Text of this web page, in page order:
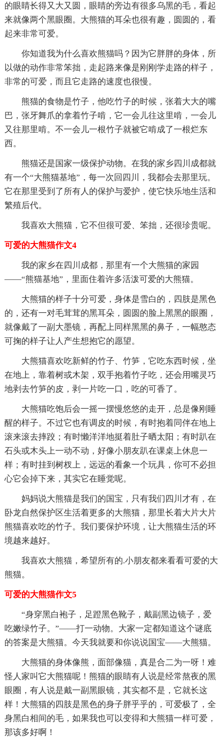
的眼睛长得又大又圆，眼睛的旁边有很多乌黑的毛，看起
来就像两个黑眼圈。大熊猫的耳朵也很有趣，圆圆的，看
起来非常可爱。
你知道我为什么喜欢熊猫吗？因为它胖胖的身体，所
以做的动作非常笨拙，走起路来像是刚刚学走路的样子，
非常的可爱，而且它走路的速度也很慢。
熊猫的食物是竹子，他吃竹子的时候，张着大大的嘴
巴，张牙舞爪的拿着竹子啃，它一会儿往这里啃，一会儿
又往那里啃。不一会儿一根竹子就被它啃成了一根烂东
西。
熊猫还是国家一级保护动物。在我的家乡四川成都就
有一个“大熊猫基地”，每一次回四川，我都会去那里玩。
它在那里受到了所有人的保护与爱护，使它快乐地生活和
繁殖后代。
我喜欢大熊猫，它不但很可爱、笨拙，还很珍贵呢。
可爱的大熊猫作文4
我的家乡在四川成都，那里有一个大熊猫的家园
——“熊猫基地”，里面住着许多活泼可爱的大熊猫。
大熊猫的样子十分可爱，身体是雪白的，四肢是黑色
的，还有一对毛茸茸的黑耳朵，圆圆的脸上黑黑的眼圈，
就像戴了一副大墨镜，再配上同样黑黑的鼻子，一幅憨态
可掬的样子让人产生想抱它的愿望。
大熊猫喜欢吃新鲜的竹子、竹笋，它吃东西时候，坐
在地上，靠着树或木架，双手抱着竹子吃，还会用嘴灵巧
地剥去竹笋的皮，剥一片吃一口，吃的可香了。
大熊猫吃饱后会一摇一摆慢悠悠的走开，总是像刚睡
醒的样子。不过它也有调皮的时候，有时抱着同伴在地上
滚来滚去摔跤；有时懒洋洋地挺着肚子晒太阳；有时趴在
石头或木头上一动不动，好像小朋友趴在课桌上休息一
样；有时挂到树杈上，远远的看象一个玩具，你可不必担
心它会掉下来，其实它在睡觉呢。
妈妈说大熊猫是我们的国宝，只有我们四川才有，在
卧龙自然保护区生活着更多的大熊猫，那里长着大片大片
熊猫喜欢吃的竹子。我们要保护环境，让大熊猫生活的环
境越来越好。
我喜欢大熊猫，希望所有的.小朋友都来看看可爱的大
熊猫。
可爱的大熊猫作文5
“身穿黑白袍子，足蹬黑色靴子，戴副黑边镜子，爱
吃嫩绿竹子。”——打一动物。大家一定都知道这个谜底
的答案是大熊猫。今天我就要和你说说国宝——大熊猫。
大熊猫的身体像熊，面部像猫，真是合二为一呀！难
怪人家叫它大熊猫呢！熊猫的眼睛有人说是经常熬夜的黑
眼圈，有人说是戴一副黑眼镜，其实都不是，它就长这
样！大熊猫的四肢是黑色的身子胖乎乎的，可爱极了，全
身黑白相间的毛，如果我也可以变得和大熊猫一样可爱，
那该多好啊！